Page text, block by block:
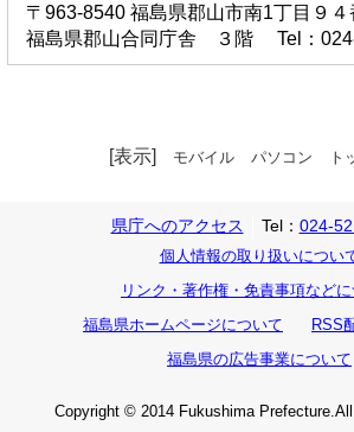
〒963-8540 福島県郡山市南1丁目９４
福島県郡山合同庁舎 ３階 Tel：
[表示] モバイル パソコン ト
県庁へのアクセス Tel： 024-
個人情報の取り扱いについ
リンク・著作権・免責事項など
福島県ホームページについて
RSS
福島県の広告事業について
Copyright © 2014 Fukushima Prefecture.All